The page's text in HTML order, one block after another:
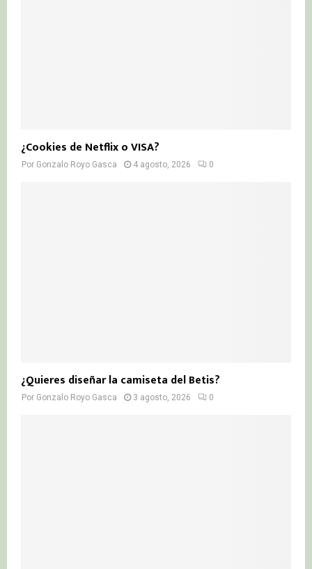
¿Cookies de Netflix o VISA?
Por Gonzalo Royo Gasca 4 agosto, 2026 0
¿Quieres diseñar la camiseta del Betis?
Por Gonzalo Royo Gasca 3 agosto, 2026 0